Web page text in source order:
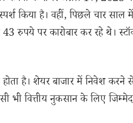
किया है। वहीं, पिछले चार
रुपये पर कारोबार कर रहे थे।
है। शेयर बाजार में निवेश
वित्तीय नुकसान के लिए